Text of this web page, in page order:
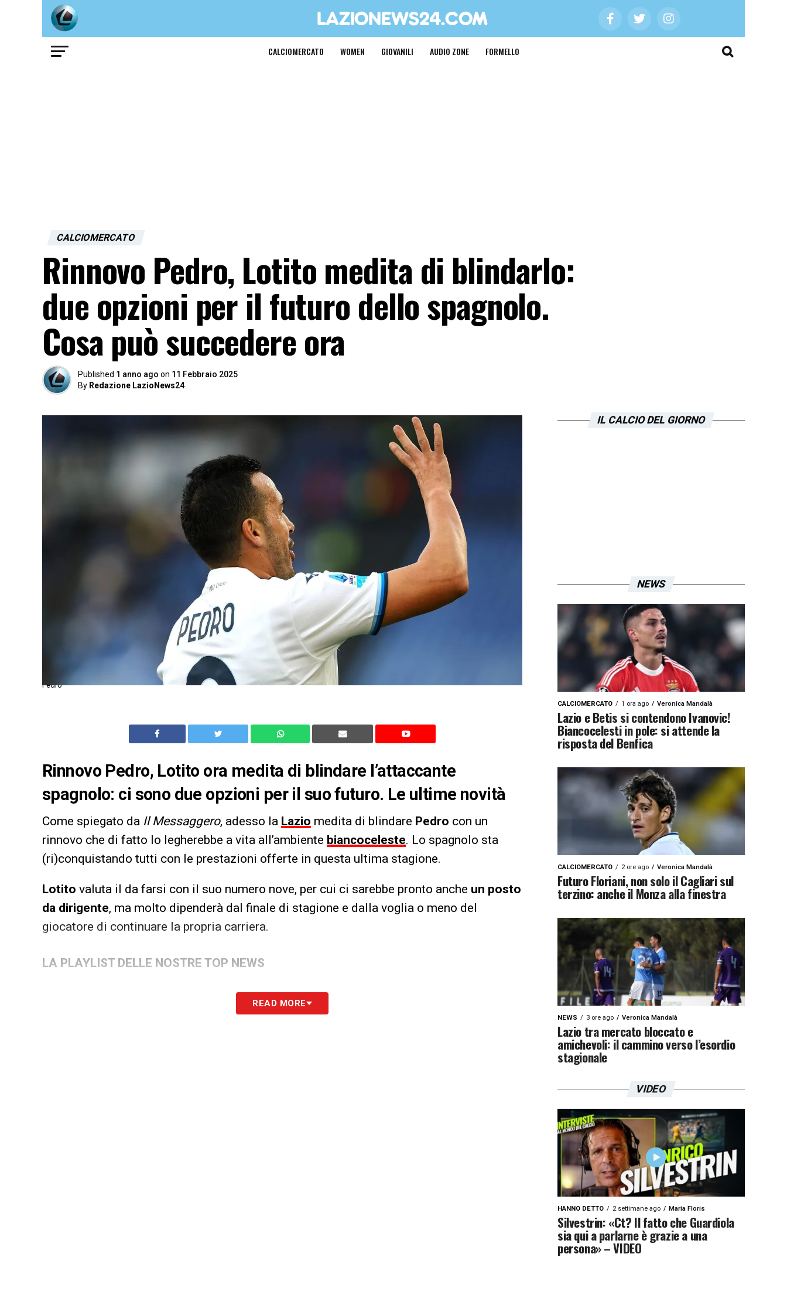
CALCIOMERCATO WOMEN GIOVANILI AUDIO ZONE FORMELLO
CALCIOMERCATO
Rinnovo Pedro, Lotito medita di blindarlo:
due opzioni per il futuro dello spagnolo.
Cosa può succedere ora
Published 1 anno ago on 11 Febbraio 2025
By Redazione LazioNews24
Pedro
Rinnovo Pedro, Lotito ora medita di blindare l’attaccante
spagnolo: ci sono due opzioni per il suo futuro. Le ultime novità
Come spiegato da Il Messaggero, adesso la Lazio medita di blindare Pedro con un
rinnovo che di fatto lo legherebbe a vita all’ambiente biancoceleste. Lo spagnolo sta
(ri)conquistando tutti con le prestazioni offerte in questa ultima stagione.
Lotito valuta il da farsi con il suo numero nove, per cui ci sarebbe pronto anche un posto
da dirigente, ma molto dipenderà dal finale di stagione e dalla voglia o meno del
giocatore di continuare la propria carriera.
LA PLAYLIST DELLE NOSTRE TOP NEWS
READ MORE
IL CALCIO DEL GIORNO
NEWS
CALCIOMERCATO 1 ora ago Veronica Mandalà
Lazio e Betis si contendono Ivanovic!
Biancocelesti in pole: si attende la
risposta del Benfica
CALCIOMERCATO 2 ore ago Veronica Mandalà
Futuro Floriani, non solo il Cagliari sul
terzino: anche il Monza alla finestra
NEWS 3 ore ago Veronica Mandalà
Lazio tra mercato bloccato e
amichevoli: il cammino verso l’esordio
stagionale
VIDEO
HANNO DETTO 2 settimane ago Maria Floris
Silvestrin: «Ct? Il fatto che Guardiola
sia qui a parlarne è grazie a una
persona» – VIDEO